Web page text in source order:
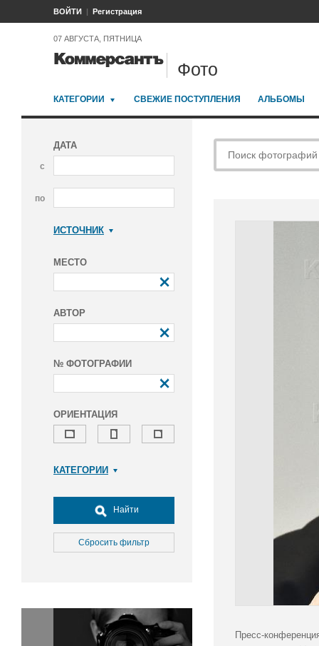
ВОЙТИ Регистрация
07 АВГУСТА, ПЯТНИЦА
Фото
КАТЕГОРИИ СВЕЖИЕ ПОСТУПЛЕНИЯ АЛЬБОМЫ
ДАТА
с
по
ИСТОЧНИК
МЕСТО
АВТОР
№ ФОТОГРАФИИ
ОРИЕНТАЦИЯ
КАТЕГОРИИ
Досуг, туризм и отдых
Культура
Медицина
Окружающая среда
Политика
Найти
Сбросить фильтр
Пресс-